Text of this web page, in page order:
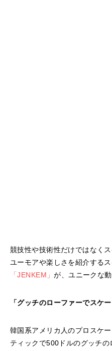
競技性や技術性だけではなく
ユーモアや楽しさを紹介する
「JENKEM」が、ユニークな
「グッチのローファーでスケ
韓国系アメリカ人のプロスケ
ティックで500ドルのグッチ